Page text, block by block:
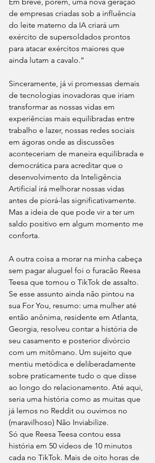
de empresas criadas sob a influência
do leite materno da IA criará um
exército de supersoldados prontos
para atacar exércitos maiores que
ainda lutam a cavalo.”
Sinceramente, já vi promessas demais
de tecnologias inovadoras que iriam
transformar as nossas vidas em
experiências mais equilibradas entre
trabalho e lazer, nossas redes sociais
em ágoras onde as discussões
aconteceriam de maneira equilibrada e
democrática para acreditar que o
desenvolvimento da Inteligência
Artificial irá melhorar nossas vidas
antes de piorá-las significativamente.
Mas a ideia de que pode vir a ter um
saldo positivo em algum momento me
conforta.
A outra coisa a morar na minha cabeça
sem pagar aluguel foi o furacão Reesa
Teesa que tomou o TikTok de assalto.
Se esse assunto ainda não pintou na
sua For You, resumo: uma mulher até
então anônima, residente em Atlanta,
Georgia, resolveu contar a história de
seu casamento e posterior divórcio
com um mitômano. Um sujeito que
mentiu metódica e deliberadamente
sobre praticamente tudo o que disse
ao longo do relacionamento. Até aqui,
seria uma história como as muitas que
já lemos no Reddit ou ouvimos no
(maravilhoso) Não Inviabilize.
Só que Reesa Teesa contou essa
história em 50 vídeos de 10 minutos
cada no TikTok. Mais de oito horas de